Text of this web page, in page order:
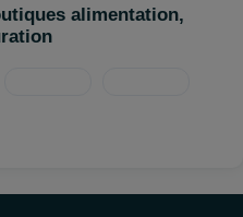
brownies, bagels, ciabattas,
salades, glaces,
alimentation,